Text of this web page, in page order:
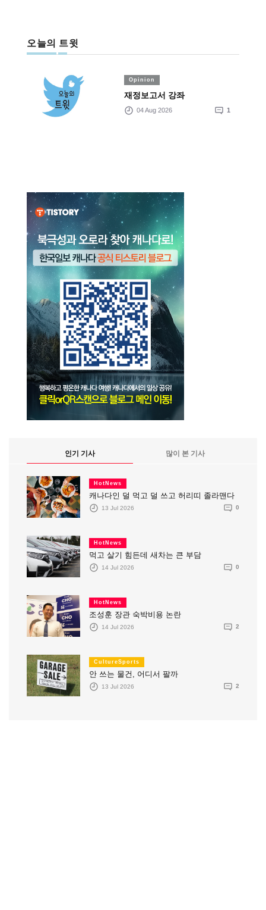
오늘의 트윗
Opinion
재정보고서 강좌
04 Aug 2026 1
인기 기사 많이 본 기사
HotNews
캐나다인 덜 먹고 덜 쓰고 허리띠 졸라맨다
13 Jul 2026 0
HotNews
먹고 살기 힘든데 새차는 큰 부담
14 Jul 2026 0
HotNews
조성훈 장관 숙박비용 논란
14 Jul 2026 2
CultureSports
안 쓰는 물건, 어디서 팔까
13 Jul 2026 2